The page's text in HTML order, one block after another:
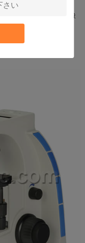
ー、調節可能な中心
範囲76mmx 52mmの機械段
な明るさ
な明るさ